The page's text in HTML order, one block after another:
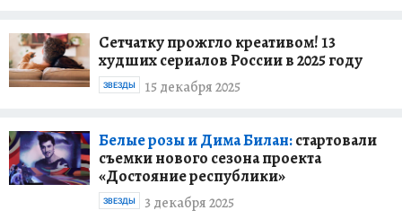
Сетчатку прожгло креативом! 13
худших сериалов России в 2025 году
15 декабря 2025
ЗВЕЗДЫ
Белые розы и Дима Билан:стартовали
съемки нового сезона проекта
«Достояние республики»
3 декабря 2025
ЗВЕЗДЫ